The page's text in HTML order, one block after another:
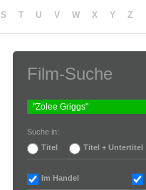
S T U V W X Y Z
Film-Suche
Suche in:
Titel
Titel + Untertitel
Im Handel